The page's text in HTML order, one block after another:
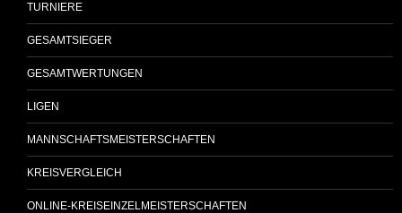
TURNIERE
GESAMTSIEGER
GESAMTWERTUNGEN
LIGEN
MANNSCHAFTSMEISTERSCHAFTEN
KREISVERGLEICH
ONLINE-KREISEINZELMEISTERSCHAFTEN